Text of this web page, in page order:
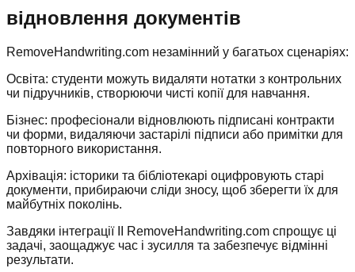
відновлення документів
RemoveHandwriting.com незамінний у багатьох сценаріях:
Освіта: студенти можуть видаляти нотатки з контрольних
чи підручників, створюючи чисті копії для навчання.
Бізнес: професіонали відновлюють підписані контракти
чи форми, видаляючи застарілі підписи або примітки для
повторного використання.
Архівація: історики та бібліотекарі оцифровують старі
документи, прибираючи сліди зносу, щоб зберегти їх для
майбутніх поколінь.
Завдяки інтеграції ІІ RemoveHandwriting.com спрощує ці
задачі, заощаджує час і зусилля та забезпечує відмінні
результати.